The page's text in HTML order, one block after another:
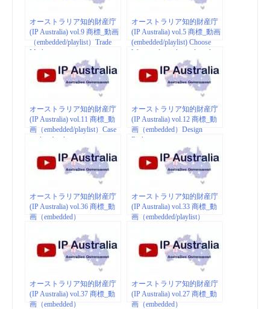
オーストラリア知的財産庁
(IP Australia) vol.9 商標_動画
（embedded/playlist）Trade
Marks
オーストラリア知的財産庁
(IP Australia) vol.5 商標_動画
(embedded/playlist) Choose
Wise: trade mark goods and
オーストラリア知的財産庁
(IP Australia) vol.11 商標_動
画（embedded/playlist）Case
studies for design-intensive
オーストラリア知的財産庁
(IP Australia) vol.12 商標_動
画（embedded）Design
Rights
オーストラリア知的財産庁
(IP Australia) vol.36 商標_動
画（embedded）
オーストラリア知的財産庁
(IP Australia) vol.33 商標_動
画（embedded/playlist）
オーストラリア知的財産庁
(IP Australia) vol.37 商標_動
画（embedded）
オーストラリア知的財産庁
(IP Australia) vol.27 商標_動
画（embedded）